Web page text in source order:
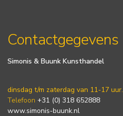
Contactgegevens
Simonis & Buunk Kunsthandel
dinsdag t/m zaterdag van 11-17 uur.
Telefoon +31 (0) 318 652888
www.simonis-buunk.nl